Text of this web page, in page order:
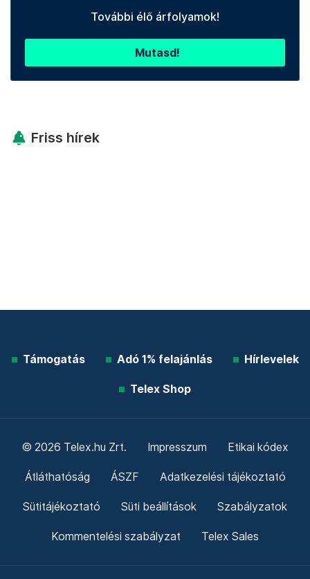
További élő árfolyamok!
Mutasd!
Friss hírek
Támogatás Adó 1% felajánlás Hírlevelek
Telex Shop
© 2026 Telex.hu Zrt. Impresszum Etikai kódex
Átláthatóság ÁSZF Adatkezelési tájékoztató
Sütitájékoztató Süti beállítások Szabályzatok
Kommentelési szabályzat Telex Sales